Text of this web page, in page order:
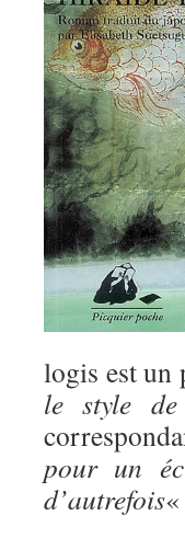
logis est
le style
pour un
d’autrefois